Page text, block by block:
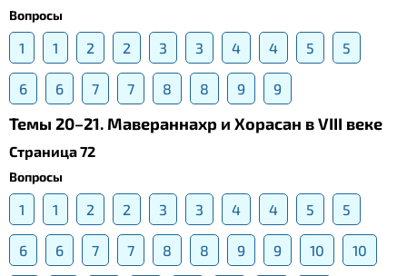
Вопросы
1 1 2 2 3 3 4 4 5 5
6 6 7 7 8 8 9 9
Темы 20–21. Мавераннахр и Хорасан в VIII веке
Страница 72
Вопросы
1 1 2 2 3 3 4 4 5 5
6 6 7 7 8 8 9 9 10 10